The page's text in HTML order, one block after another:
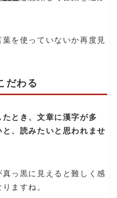
を使っていないか再度見
だわる
とき、文章に漢字が多
、読みたいと思われませ
っ黒に見えると難しく感
ますね。